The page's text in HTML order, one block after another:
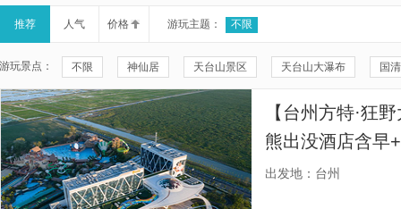
盲
导
模
式
本
有
6
个
模
按
下
Tab
键
推荐 人气 价格 游玩主题： 不限
游玩景点： 不限 神仙居 天台山景区 天台山大瀑布 国
琼台仙谷景区 台州方特·狂野大陆
叙宴(台州首店) 石塘 石梁飞瀑 神仙居景区-南天桥
神仙居景区-天姥山 台州海洋世界
神仙花谷乐园 大龙湫景区
【台州方特·狂
熊出没酒店含早
特水上乐园+酒
出发地：台州